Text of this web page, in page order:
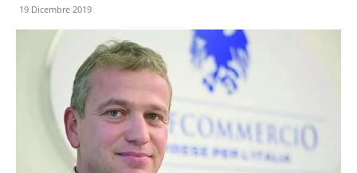
19 Dicembre 2019